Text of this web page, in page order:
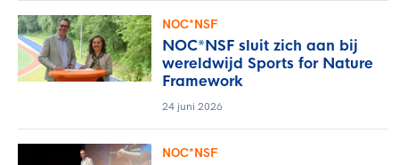
NOC*NSF
NOC*NSF sluit zich aan bij
wereldwijd Sports for Nature
Framework
24 juni 2026
NOC*NSF